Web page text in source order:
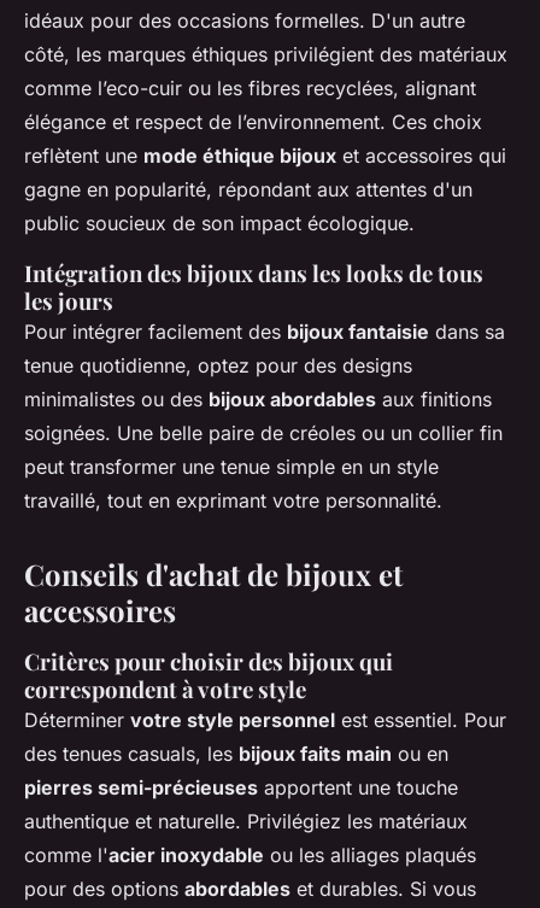
idéaux pour des occasions formelles. D'un autre
côté, les marques éthiques privilégient des matériaux
comme l’eco-cuir ou les fibres recyclées, alignant
élégance et respect de l’environnement. Ces choix
reflètent une mode éthique bijoux et accessoires qui
gagne en popularité, répondant aux attentes d'un
public soucieux de son impact écologique.
Intégration des bijoux dans les looks de tous
les jours
Pour intégrer facilement des bijoux fantaisie dans sa
tenue quotidienne, optez pour des designs
minimalistes ou des bijoux abordables aux finitions
soignées. Une belle paire de créoles ou un collier fin
peut transformer une tenue simple en un style
travaillé, tout en exprimant votre personnalité.
Conseils d'achat de bijoux et
accessoires
Critères pour choisir des bijoux qui
correspondent à votre style
Déterminer votre style personnel est essentiel. Pour
des tenues casuals, les bijoux faits main ou en
pierres semi-précieuses apportent une touche
authentique et naturelle. Privilégiez les matériaux
comme l'acier inoxydable ou les alliages plaqués
pour des options abordables et durables. Si vous